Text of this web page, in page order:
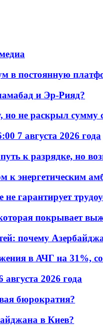
в постоянную
и Эр-Рияд?
но не раскрыл сумму
7 августа 2026 года
к разрядке, но
к энергетическим
гарантирует
покрывает
почему
в АЧГ на 31%,
2026 года
бюрократия?
в Киев?